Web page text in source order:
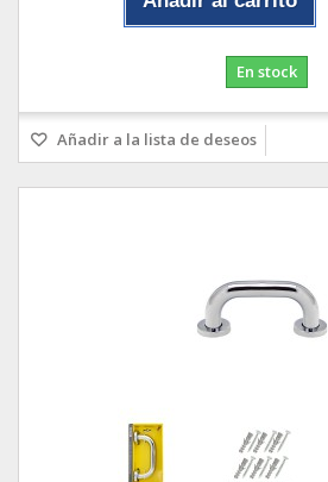
En stock
Añadir a la lista de deseos